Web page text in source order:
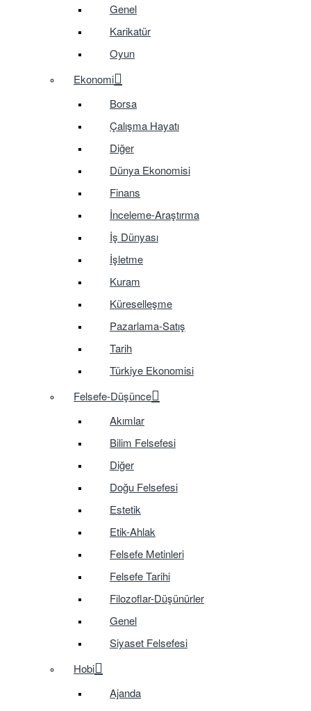
Genel
Karikatür
Oyun
Ekonomi
Borsa
Çalışma Hayatı
Diğer
Dünya Ekonomisi
Finans
İnceleme-Araştırma
İş Dünyası
İşletme
Kuram
Küreselleşme
Pazarlama-Satış
Tarih
Türkiye Ekonomisi
Felsefe-Düşünce
Akımlar
Bilim Felsefesi
Diğer
Doğu Felsefesi
Estetik
Etik-Ahlak
Felsefe Metinleri
Felsefe Tarihi
Filozoflar-Düşünürler
Genel
Siyaset Felsefesi
Hobi
Ajanda